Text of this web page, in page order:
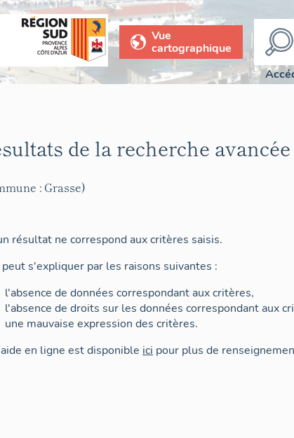
Vue
cartographique
de la recherche avancée
: Grasse)
résultat ne correspond aux critères saisis.
peut s'expliquer par les raisons suivantes :
l'absence de données correspondant aux critères,
l'absence de droits sur les données correspondant aux
une mauvaise expression des critères.
en ligne est disponible ici pour plus de